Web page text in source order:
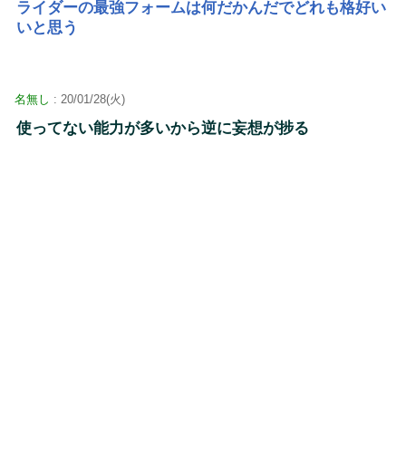
ライダーの最強フォームは何だかんだでどれも格好い
いと思う
名無し : 20/01/28(火)
使ってない能力が多いから逆に妄想が捗る